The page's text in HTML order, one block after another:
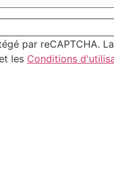
par reCAPTCHA. La
les Conditions